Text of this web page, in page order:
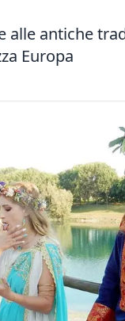
antiche
Europa